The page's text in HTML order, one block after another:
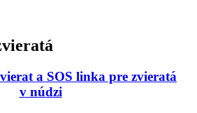
a SOS linka pre zvieratá
v núdzi